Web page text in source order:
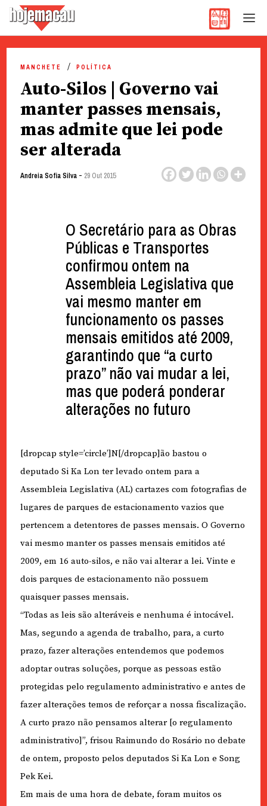
content
MANCHETE POLÍTICA
Auto-Silos | Governo vai
manter passes mensais,
mas admite que lei pode
ser alterada
Andreia Sofia Silva- 29 Out 2015
O Secretário para as Obras
Públicas e Transportes
confirmou ontem na
Assembleia Legislativa que
vai mesmo manter em
funcionamento os passes
mensais emitidos até 2009,
garantindo que “a curto
prazo” não vai mudar a lei,
mas que poderá ponderar
alterações no futuro
[dropcap style=’circle’]N[/dropcap]ão bastou o
deputado Si Ka Lon ter levado ontem para a
Assembleia Legislativa (AL) cartazes com fotografias de
lugares de parques de estacionamento vazios que
pertencem a detentores de passes mensais. O Governo
vai mesmo manter os passes mensais emitidos até
2009, em 16 auto-silos, e não vai alterar a lei. Vinte e
dois parques de estacionamento não possuem
quaisquer passes mensais.
“Todas as leis são alteráveis e nenhuma é intocável.
Mas, segundo a agenda de trabalho, para, a curto
prazo, fazer alterações entendemos que podemos
adoptar outras soluções, porque as pessoas estão
protegidas pelo regulamento administrativo e antes de
fazer alterações temos de reforçar a nossa fiscalização.
A curto prazo não pensamos alterar [o regulamento
administrativo]”, frisou Raimundo do Rosário no debate
de ontem, proposto pelos deputados Si Ka Lon e Song
Pek Kei.
Em mais de uma hora de debate, foram muitos os